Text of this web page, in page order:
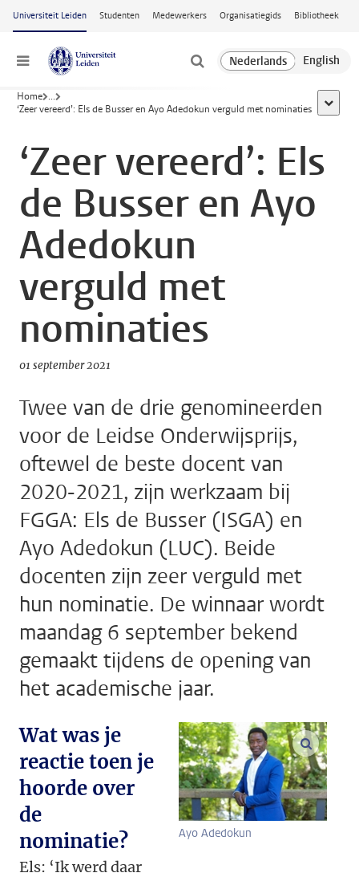
Ga naar hoofdinhoud
Universiteit Leiden Studenten Medewerkers Organisatiegids Bibliotheek
Menu
Home ...
‘Zeer vereerd’: Els de Busser en Ayo Adedokun verguld met nominaties
toon
‘Zeer vereerd’: Els
de Busser en Ayo
Adedokun
verguld met
nominaties
01 september 2021
Twee van de drie genomineerden
voor de Leidse Onderwijsprijs,
oftewel de beste docent van
2020-2021, zijn werkzaam bij
FGGA: Els de Busser (ISGA) en
Ayo Adedokun (LUC). Beide
docenten zijn zeer verguld met
hun nominatie. De winnaar wordt
maandag 6 september bekend
gemaakt tijdens de opening van
het academische jaar.
Ayo Adedokun
Wat was je
reactie toen je
hoorde over
de
nominatie?
Els: ‘Ik werd daar